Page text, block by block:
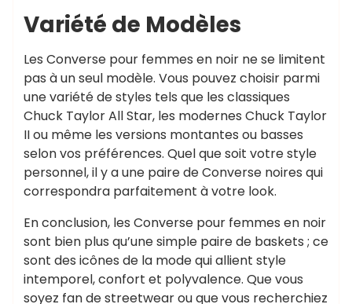
Variété de Modèles
Les Converse pour femmes en noir ne se limitent
pas à un seul modèle. Vous pouvez choisir parmi
une variété de styles tels que les classiques
Chuck Taylor All Star, les modernes Chuck Taylor
II ou même les versions montantes ou basses
selon vos préférences. Quel que soit votre style
personnel, il y a une paire de Converse noires qui
correspondra parfaitement à votre look.
En conclusion, les Converse pour femmes en noir
sont bien plus qu’une simple paire de baskets ; ce
sont des icônes de la mode qui allient style
intemporel, confort et polyvalence. Que vous
soyez fan de streetwear ou que vous recherchiez